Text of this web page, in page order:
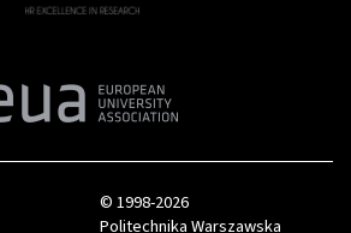
© 1998-2026
Politechnika Warszawska